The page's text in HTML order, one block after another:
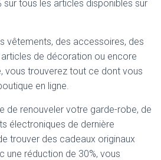
sur tous les articles disponibles sur
vêtements, des accessoires, des
de décoration ou encore
vous trouverez tout ce dont vous
en ligne.
de renouveler votre garde-robe, de
électroniques de dernière
trouver des cadeaux originaux
une réduction de 30%, vous